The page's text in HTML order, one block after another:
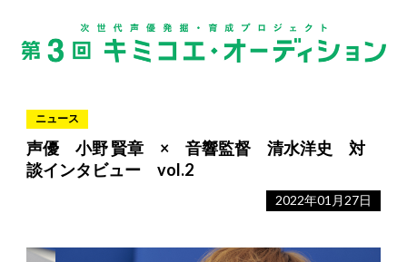
ニュース
声優 小野 賢章 × 音響監督 清水洋史 対
談インタビュー vol.2
2022年01月27日